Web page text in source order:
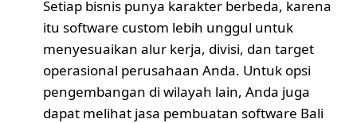
Setiap bisnis punya karakter berbeda, karena
itu software custom lebih unggul untuk
menyesuaikan alur kerja, divisi, dan target
operasional perusahaan Anda. Untuk opsi
pengembangan di wilayah lain, Anda juga
dapat melihat jasa pembuatan software Bali